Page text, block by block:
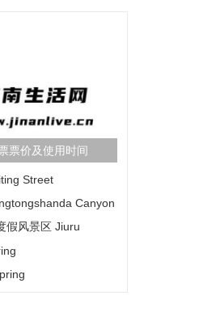
票价及使用时间
Street
Canyon
假风景区 Jiuru